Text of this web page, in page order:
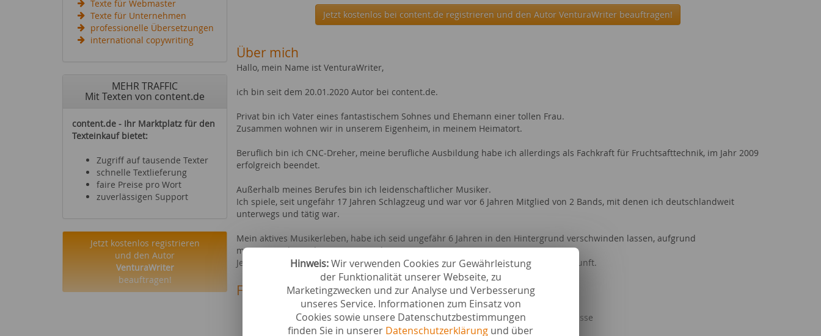
Hinweis:Wir verwenden Cookies zur Gewährleistung
der Funktionalität unserer Webseite, zu
Marketingzwecken und zur Analyse und Verbesserung
unseres Service. Informationen zum Einsatz von
Cookies sowie unsere Datenschutzbestimmungen
finden Sie in unserer Datenschutzerklärung und über
Texte für Webmaster
Texte für Unternehmen
professionelle Übersetzungen
international copywriting
MEHR TRAFFIC
Mit Texten von content.de
content.de - Ihr Marktplatz für den
Texteinkauf bietet:
Zugriff auf tausende Texter
schnelle Textlieferung
faire Preise pro Wort
zuverlässigen Support
Jetzt kostenlos registrieren
und den Autor
VenturaWriter
beauftragen!
Jetzt kostenlos bei content.de registrieren und den Autor VenturaWriter beauftragen!
Über mich
Hallo, mein Name ist VenturaWriter,
ich bin seit dem 20.01.2020 Autor bei content.de.
Privat bin ich Vater eines fantastischem Sohnes und Ehemann einer tollen Frau.
Zusammen wohnen wir in unserem Eigenheim, in meinem Heimatort.
Beruflich bin ich CNC-Dreher, meine berufliche Ausbildung habe ich allerdings als Fachkraft für Fruchtsafttechnik, im Jahr 2009
erfolgreich beendet.
Außerhalb meines Berufes bin ich leidenschaftlicher Musiker.
Ich spiele, seit ungefähr 17 Jahren Schlagzeug und war vor 6 Jahren Mitglied von 2 Bands, mit denen ich deutschlandweit
unterwegs und tätig war.
Mein aktives Musikerleben, habe ich seid ungefähr 6 Jahren in den Hintergrund verschwinden lassen, aufgrund
meiner Familie und unserem Eigenheim.
Jetzt suche ich eine neue Herausforderung als Autor, und bin gespannt auf die Zukunft.
Fachgebiete bei content.de
Computerspiele
Familie & Kind
saisonale Ereignisse
Hifi &TV & Co.